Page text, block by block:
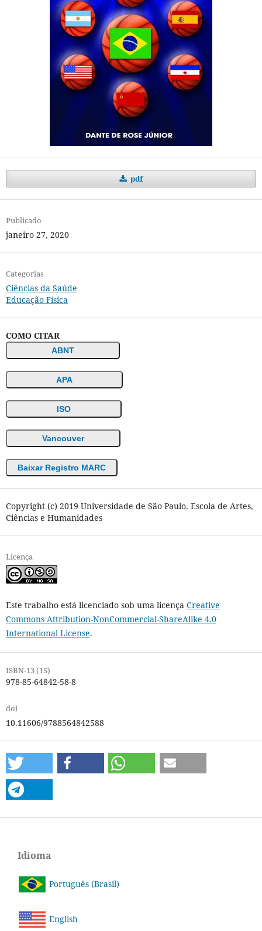
pdf
Publicado
janeiro 27, 2020
Categorias
Ciências da Saúde
Educação Física
COMO CITAR
ABNT
APA
ISO
Vancouver
Baixar Registro MARC
Copyright (c) 2019 Universidade de São Paulo. Escola de Artes,
Ciências e Humanidades
Licença
Este trabalho está licenciado sob uma licença Creative
Commons Attribution-NonCommercial-ShareAlike 4.0
International License.
ISBN-13 (15)
978-85-64842-58-8
doi
10.11606/9788564842588
Idioma
Português (Brasil)
English